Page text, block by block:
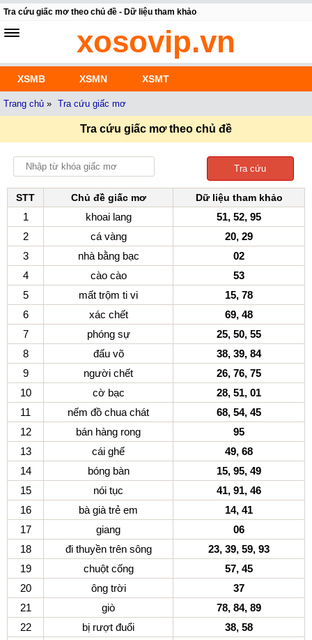
Tra cứu giấc mơ theo chủ đề - Dữ liệu tham khảo
xosovip.vn
XSMB XSMN XSMT
Trang chủ » Tra cứu giấc mơ
Tra cứu giấc mơ theo chủ đề
Tra cứu
STT Chủ đề giấc mơ Dữ liệu tham khảo
1 khoai lang
51, 52, 95
2
cá vàng
20, 29
3
nhà bằng bạc
02
4
cào cào
53
5
mất trộm ti vi
15, 78
6
xác chết
69, 48
7
phóng sự
25, 50, 55
8
đấu võ
38, 39, 84
9
người chết
26, 76, 75
10
cờ bạc
28, 51, 01
11
nếm đồ chua chát
68, 54, 45
12
bán hàng rong
95
13
cái ghế
49, 68
14
bóng bàn
15, 95, 49
15
nói tục
41, 91, 46
16
bà già trẻ em
14, 41
17
giang
06
18
đi thuyền trên sông
23, 39, 59, 93
19
chuột cống
57, 45
20
ông trời
37
21
giò
78, 84, 89
22
bị rượt đuổi
38, 58